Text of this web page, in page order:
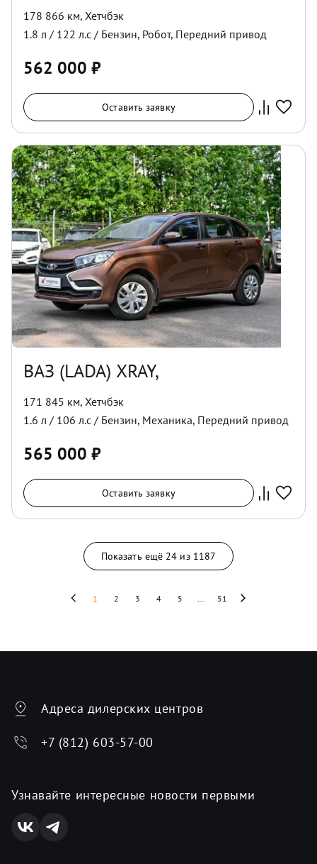
178 866 км, Хетчбэк
1.8 л / 122 л.с / Бензин, Робот, Передний привод
562 000 ₽
Оставить заявку
ВАЗ (LADA) XRAY,
171 845 км, Хетчбэк
1.6 л / 106 л.с / Бензин, Механика, Передний привод
565 000 ₽
Оставить заявку
Показать ещё 24 из 1187
1 2 3 4 5 51
Адреса дилерских центров
+7 (812) 603-57-00
Узнавайте интересные новости первыми